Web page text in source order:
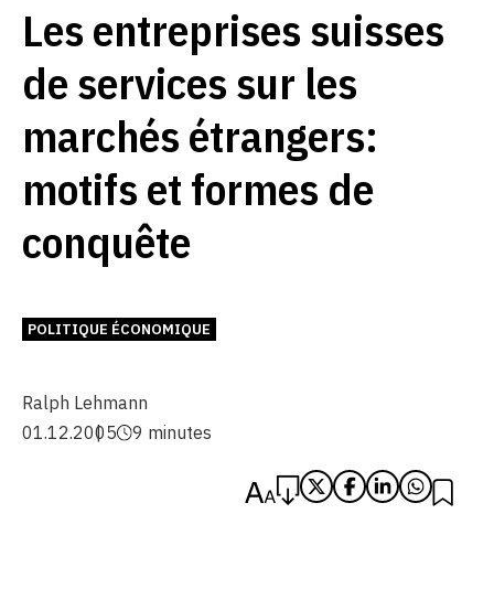
Les entreprises suisses
de services sur les
marchés étrangers:
motifs et formes de
conquête
POLITIQUE ÉCONOMIQUE
Ralph Lehmann
01.12.2005
9 minutes